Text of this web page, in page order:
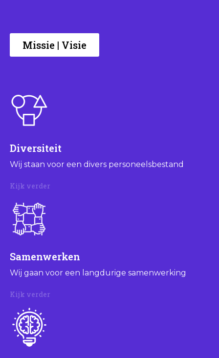
Missie | Visie
Diversiteit
Wij staan voor een divers personeelsbestand
Kijk verder
Samenwerken
Wij gaan voor een langdurige samenwerking
Kijk verder